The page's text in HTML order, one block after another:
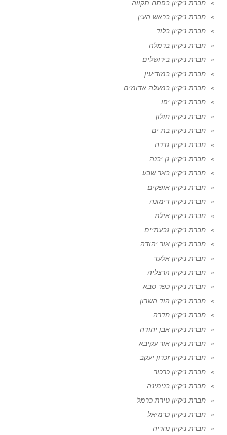
חברת ניקיון בפתח תקווה
חברת ניקיון בראש העין
חברת ניקיון בלוד
חברת ניקיון ברמלה
חברת ניקיון בירושלים
חברת ניקיון במודיעין
חברת ניקיון במעלה אדומים
חברת ניקיון יפו
חברת ניקיון חולון
חברת ניקיון בת ים
חברת ניקיון גדרה
חברת ניקיון גן יבנה
חברת ניקיון באר שבע
חברת ניקיון אופקים
חברת ניקיון דימונה
חברת ניקיון אילת
חברת ניקיון גבעתיים
חברת ניקיון אור יהודה
חברת ניקיון אלעד
חברת ניקיון הרצליה
חברת ניקיון כפר סבא
חברת ניקיון הוד השרון
חברת ניקיון חדרה
חברת ניקיון אבן יהודה
חברת ניקיון אור עקיבא
חברת ניקיון זכרון יעקב
חברת ניקיון כרכור
חברת ניקיון בנימינה
חברת ניקיון טירת כרמל
חברת ניקיון כרמיאל
חברת ניקיון נהריה